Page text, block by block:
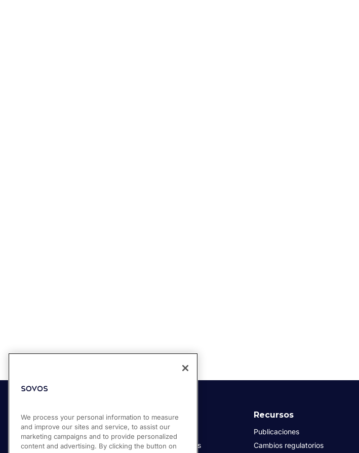
Soluciones
Compliance Cloud
Productos
Industrias
Manufactura
Servicios financieros
Recursos
Publicaciones
Cambios regulatorios
We process your personal information to measure
and improve our sites and service, to assist our
marketing campaigns and to provide personalized
content and advertising. By clicking the button on